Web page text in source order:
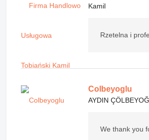
Kamil
Rzetelna i
Colbeyoglu
AYDIN
We thank you